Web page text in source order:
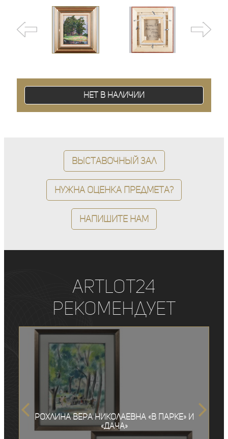
Нет в наличии
Выставочный зал
Нужна оценка предмета?
Напишите нам
ArtLot24
рекомендует
Рохлина Вера Николаевна «В парке» и
«Дача»